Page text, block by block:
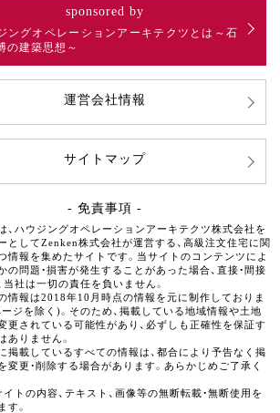
sponsored by
ングオペレーションアーキテクツとは～石
の建築思想～
運営会社情報
サイトマップ
- 免責事項 -
、ハウジングオペレーションアーキテクツ株式会社を
としてZenken株式会社が運営する、高級注文住宅に関
情報を集めたサイトです。当サイトのコンテンツによ
の問題・損害が発生することがあった場合、直接・間接
当社は一切の責任を負いません。
情報は2018年10月時点の情報を元に制作しておりま
ジを除く)。そのため、掲載している地域情報や土地
更されている可能性があり、必ずしも正確性を保証す
ありません。
掲載しているすべての情報は、都合により予告なく掲
変更・削除する場合があります。あらかじめご了承く
イトの内容、テキスト、画像等の無断転載・無断使用を
す。